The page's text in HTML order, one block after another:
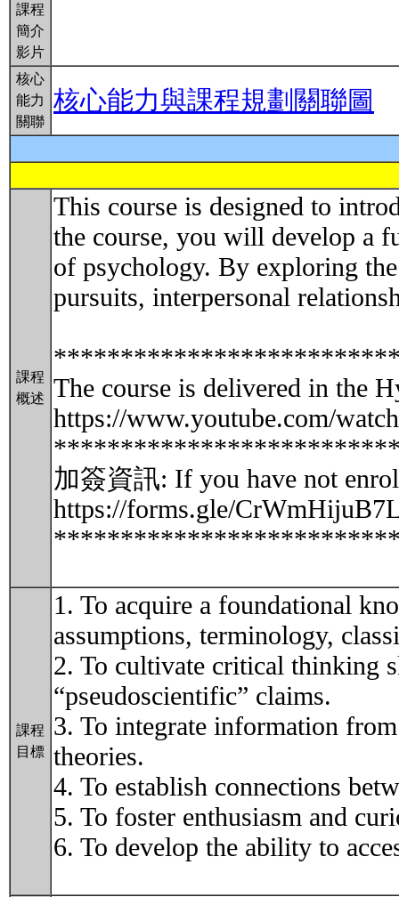
課程
簡介
影片
核心
能力
關聯
核心能力與課程規劃關聯圖
課程
概述
This course is designed to
the course, you will develop a
of psychology. By exploring
pursuits, interpersonal
The course is delivered in the
https://www.youtube.com/
加簽資訊: If you have not
https://forms.gle/
課程
目標
1. To acquire a foundational
assumptions, terminology,
2. To cultivate critical thinking
“pseudoscientific” claims.
3. To integrate information
theories.
4. To establish connections
5. To foster enthusiasm and
6. To develop the ability to